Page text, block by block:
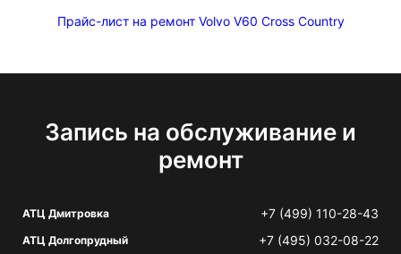
Прайс-лист на ремонт Volvo V60 Cross Country
Запись на обслуживание и
ремонт
АТЦ Дмитровка +7 (499) 110-28-43
АТЦ Долгопрудный +7 (495) 032-08-22